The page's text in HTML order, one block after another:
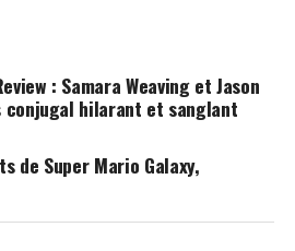
: Samara Weaving et Jason
conjugal hilarant et sanglant
de Super Mario Galaxy,